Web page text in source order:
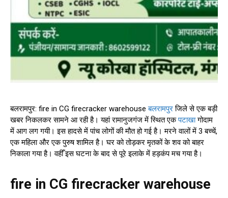
बलरामपुर: fire in CG firecracker warehouseबलरामपुरजिले से एक बड़ी
खबर निकलकर सामने आ रही है। यहां रामानुजगंज में स्थित एकपटाखागोदाम
में आग लग गयी। इस हादसे में पांच लोगों की मौत हो गई है। मरने वालों में 3 बच्चें,
एक महिला और एक पुरुष शामिल है। घर को तोड़कर मृतकों के शव को बाहर
निकाला गया है। वहीँ इस घटना के बाद से पूरे इलाके में हड़कंप मच गया है।
fire in CG firecracker warehouse